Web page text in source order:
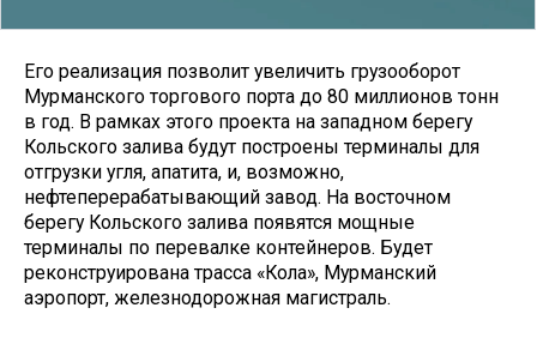
Его реализация позволит увеличить грузооборот
Мурманского торгового порта до 80 миллионов тонн
в год. В рамках этого проекта на западном берегу
Кольского залива будут построены терминалы для
отгрузки угля, апатита, и, возможно,
нефтеперерабатывающий завод. На восточном
берегу Кольского залива появятся мощные
терминалы по перевалке контейнеров. Будет
реконструирована трасса «Кола», Мурманский
аэропорт, железнодорожная магистраль.